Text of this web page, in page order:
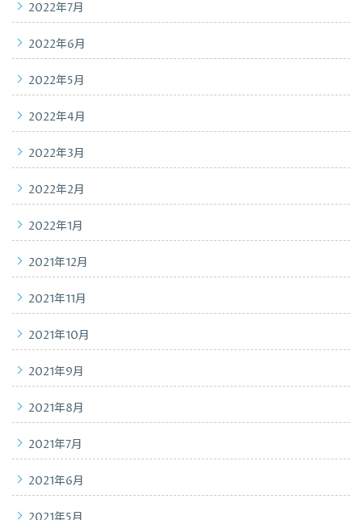
2022年7月
2022年6月
2022年5月
2022年4月
2022年3月
2022年2月
2022年1月
2021年12月
2021年11月
2021年10月
2021年9月
2021年8月
2021年7月
2021年6月